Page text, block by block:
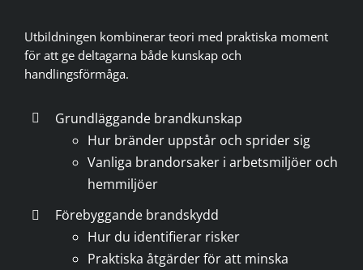
Utbildningen kombinerar teori med praktiska moment
för att ge deltagarna både kunskap och
handlingsförmåga.
Grundläggande brandkunskap
Hur bränder uppstår och sprider sig
Vanliga brandorsaker i arbetsmiljöer och
hemmiljöer
Förebyggande brandskydd
Hur du identifierar risker
Praktiska åtgärder för att minska